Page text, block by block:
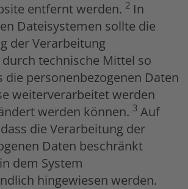
entfernt werden. 2 In
Dateisystemen sollte die
der Verarbeitung
technische Mittel so
die personenbezogenen Daten
weiterverarbeitet werden
werden können. 3 Auf
die Verarbeitung der
Daten beschränkt
dem System
hingewiesen werden.